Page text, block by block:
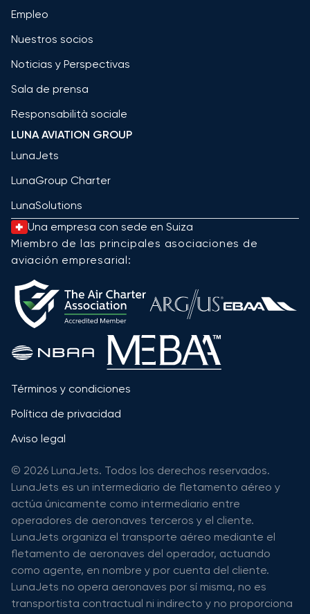
Empleo
Nuestros socios
Noticias y Perspectivas
Sala de prensa
Responsabilità sociale
LUNA AVIATION GROUP
LunaJets
LunaGroup Charter
LunaSolutions
Una empresa con sede en Suiza
Miembro de las principales asociaciones de
aviación empresarial:
Términos y condiciones
Política de privacidad
Aviso legal
© 2026 LunaJets. Todos los derechos reservados.
LunaJets es un intermediario de fletamento aéreo y
actúa únicamente como intermediario entre
operadores de aeronaves terceros y el cliente.
LunaJets organiza el transporte aéreo mediante el
fletamento de aeronaves del operador, actuando
como agente, en nombre y por cuenta del cliente.
LunaJets no opera aeronaves por sí misma, no es
transportista contractual ni indirecto y no proporciona